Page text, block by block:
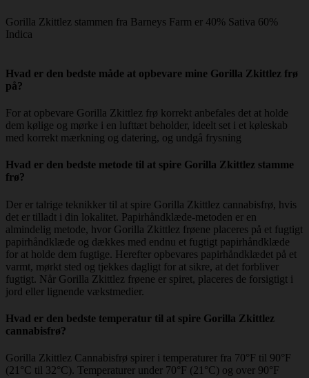
Gorilla Zkittlez stammen fra Barneys Farm er 40% Sativa 60%
Indica
Hvad er den bedste måde at opbevare mine Gorilla Zkittlez frø
på?
For at opbevare Gorilla Zkittlez frø korrekt anbefales det at holde
dem kølige og mørke i en lufttæt beholder, ideelt set i et køleskab
med korrekt mærkning og datering, og undgå frysning
Hvad er den bedste metode til at spire Gorilla Zkittlez stamme
frø?
Der er talrige teknikker til at spire Gorilla Zkittlez cannabisfrø, hvis
det er tilladt i din lokalitet. Papirhåndklæde-metoden er en
almindelig metode, hvor Gorilla Zkittlez frøene placeres på et fugtigt
papirhåndklæde og dækkes med endnu et fugtigt papirhåndklæde
for at holde dem fugtige. Herefter opbevares papirhåndklædet på et
varmt, mørkt sted og tjekkes dagligt for at sikre, at det forbliver
fugtigt. Når Gorilla Zkittlez frøene er spiret, placeres de forsigtigt i
jord eller lignende vækstmedier.
Hvad er den bedste temperatur til at spire Gorilla Zkittlez
cannabisfrø?
Gorilla Zkittlez Cannabisfrø spirer i temperaturer fra 70°F til 90°F
(21°C til 32°C). Temperaturer under 70°F (21°C) og over 90°F